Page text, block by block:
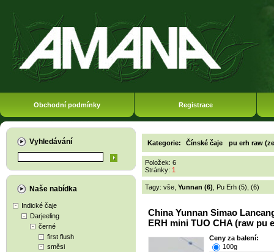
Obchodní podmínky Registrace
Vyhledávání
Naše nabídka
Indické čaje
Darjeeling
černé
first flush
směsi
Kategorie: Čínské čaje pu erh raw
Položek: 6
Stránky: 1
Tagy: vše Yunnan (6) Pu Erh (5) (6)
China Yunnan Simao
ERH mini TUO CHA (raw pu
Ceny za balení:
100g